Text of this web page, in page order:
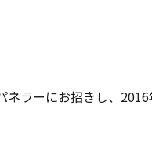
ネラーにお招きし、